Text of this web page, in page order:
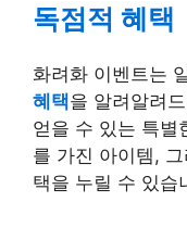
독점적 혜택
화려화 이벤트는
혜택을 알려알려
얻을 수 있는 특별
를 가진 아이템, 그
택을 누릴 수 있습